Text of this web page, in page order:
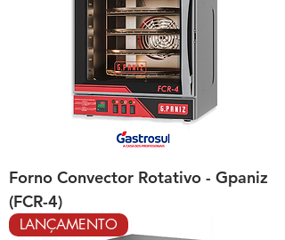
Forno Convector Rotativo - Gpaniz
(FCR-4)
LANÇAMENTO